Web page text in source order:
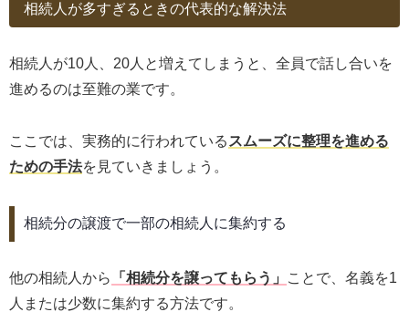
相続人が多すぎるときの代表的な解決法
相続人が10人、20人と増えてしまうと、全員で話し合いを
進めるのは至難の業です。
ここでは、実務的に行われている スムーズに整理を進める
ための手法を見ていきましょう。
相続分の譲渡で一部の相続人に集約する
他の相続人から 「相続分を譲ってもらう」
ことで、名義を1
人または少数に集約する方法です。